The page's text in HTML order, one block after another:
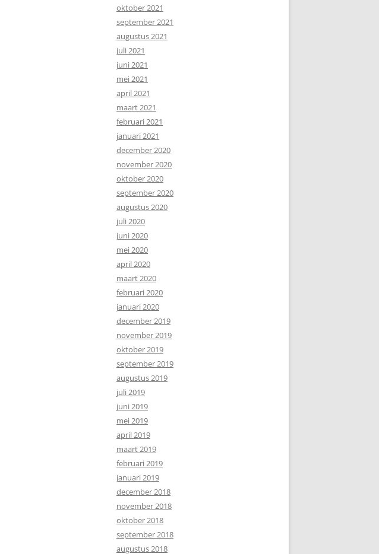
oktober 2021
september 2021
augustus 2021
juli 2021
juni 2021
mei 2021
april 2021
maart 2021
februari 2021
januari 2021
december 2020
november 2020
oktober 2020
september 2020
augustus 2020
juli 2020
juni 2020
mei 2020
april 2020
maart 2020
februari 2020
januari 2020
december 2019
november 2019
oktober 2019
september 2019
augustus 2019
juli 2019
juni 2019
mei 2019
april 2019
maart 2019
februari 2019
januari 2019
december 2018
november 2018
oktober 2018
september 2018
augustus 2018